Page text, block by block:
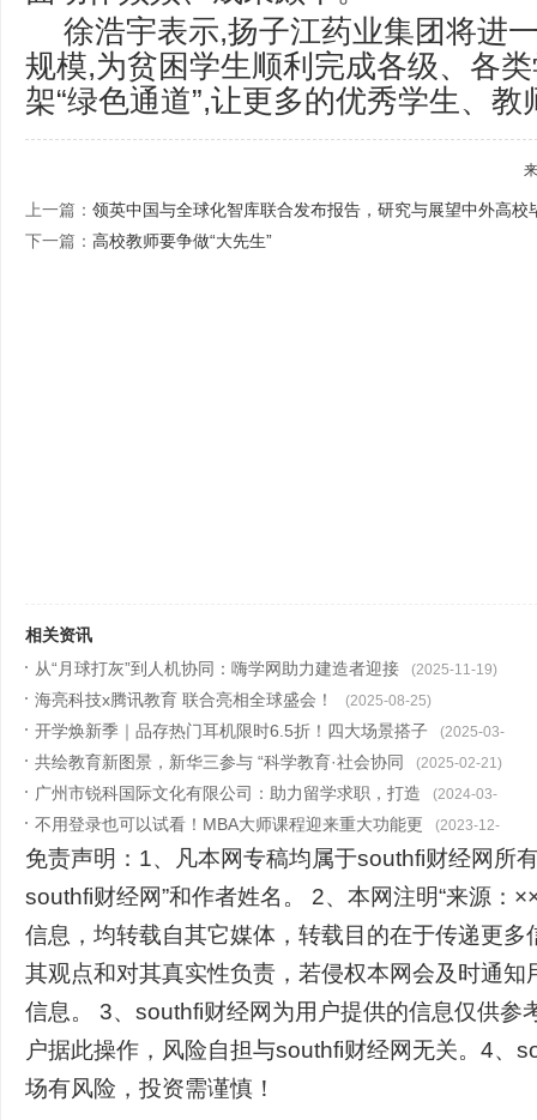
徐浩宇表示,扬子江药业集团将进
规模,为贫困学生顺利完成各级、各
架“绿色通道”,让更多的优秀学生、教
上一篇： 领英中国与全球化智库联合发布报告，研究与展望中外高校
下一篇： 高校教师要争做“大先生”
相关资讯
从“月球打灰”到人机协同：嗨学网助力建造者迎接
(2025-11-19)
海亮科技x腾讯教育 联合亮相全球盛会！ (2025-08-25)
开学焕新季｜品存热门耳机限时6.5折！四大场景搭子 (2025-03-
17)
共绘教育新图景，新华三参与 “科学教育·社会协同 (2025-02-21)
广州市锐科国际文化有限公司：助力留学求职，打造 (2024-03-
04)
不用登录也可以试看！MBA大师课程迎来重大功能更 (2023-12-
15)
免责声明：1、凡本网专稿均属于southfi财经网所
southfi财经网”和作者姓名。 2、本网注明“来源：
信息，均转载自其它媒体，转载目的在于传递更多
其观点和对其真实性负责，若侵权本网会及时通知
信息。 3、southfi财经网为用户提供的信息仅供参
户据此操作，风险自担与southfi财经网无关。4、
场有风险，投资需谨慎！